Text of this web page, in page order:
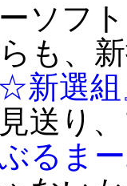
ソフ
も、
☆新選
送り
ぶるま